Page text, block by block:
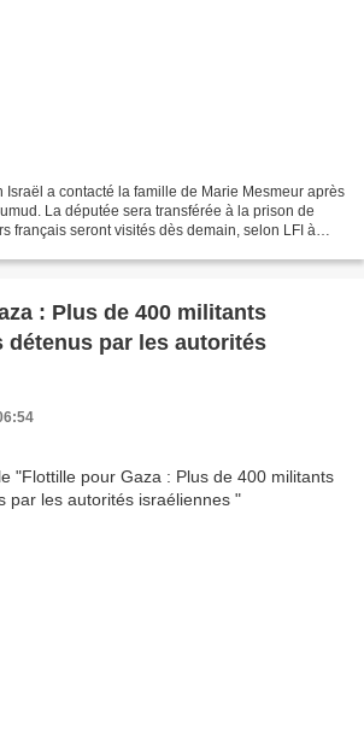
Israël a contacté la famille de Marie Mesmeur après
La députée sera transférée à la prison de
français seront visités dès demain, selon LFI à
: Plus de 400 militants
détenus par les autorités